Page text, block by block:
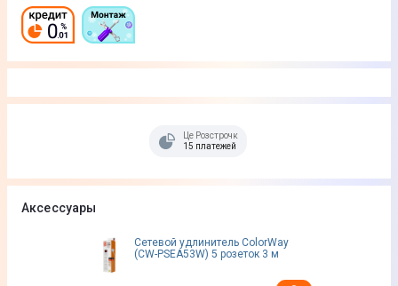
Це Розстрочка
15 платежей
Аксессуары
Сетевой удлинитель ColorWay
(CW-PSEA53W) 5 розеток 3 м